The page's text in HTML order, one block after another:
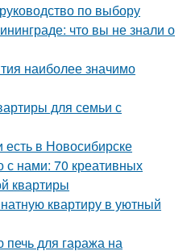
по выбору
что вы не знали о
наиболее значимо
для семьи с
есть в Новосибирске
с нами: 70 креативных
квартиры
квартиру в уютный
печь для гаража на